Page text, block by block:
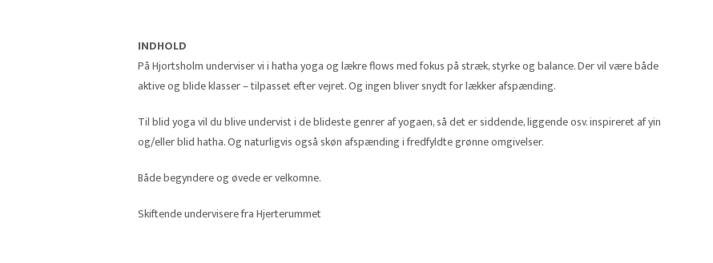
INDHOLD
På Hjortsholm underviser vi i hatha yoga og lækre flows med fokus på stræk, styrke og balance. Der vil være både
aktive og blide klasser – tilpasset efter vejret. Og ingen bliver snydt for lækker afspænding.
Til blid yoga vil du blive undervist i de blideste genrer af yogaen, så det er siddende, liggende osv. inspireret af yin
og/eller blid hatha. Og naturligvis også skøn afspænding i fredfyldte grønne omgivelser.
Både begyndere og øvede er velkomne.
Skiftende undervisere fra Hjerterummet